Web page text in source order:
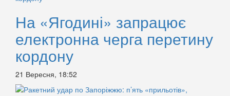
На «Ягодині» запрацює
електронна черга перетину
кордону
21 Вересня, 18:52